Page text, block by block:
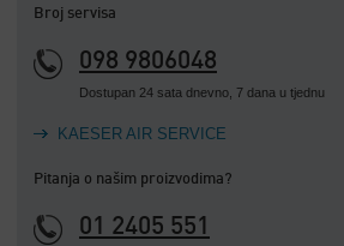
Broj servisa
098 9806048
Dostupan 24 sata dnevno, 7 dana u tjednu
KAESER AIR SERVICE
Pitanja o našim proizvodima?
01 2405 551